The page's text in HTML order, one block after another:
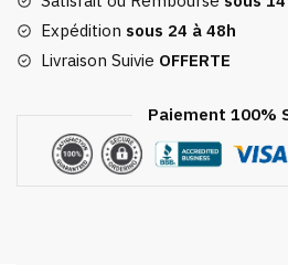
Expédition sous 24 à 48h
Livraison Suivie OFFERTE
Paiement 100%